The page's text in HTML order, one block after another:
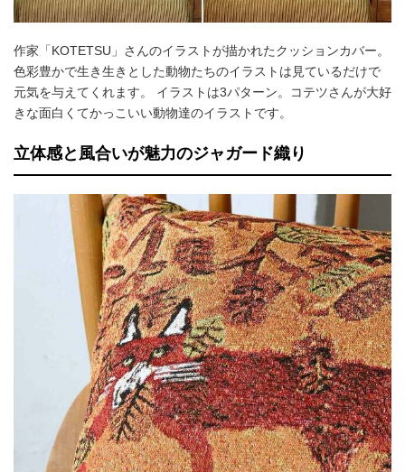
作家「KOTETSU」さんのイラストが描かれたクッションカバー。
色彩豊かで生き生きとした動物たちのイラストは見ているだけで
元気を与えてくれます。 イラストは3パターン。コテツさんが大好
きな面白くてかっこいい動物達のイラストです。
立体感と風合いが魅力のジャガード織り